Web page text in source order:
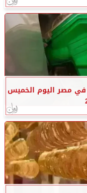
في مصر اليوم الخميس